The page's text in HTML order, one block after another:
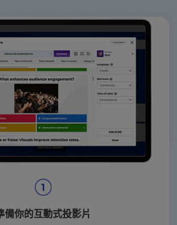
備你的互動式投影片